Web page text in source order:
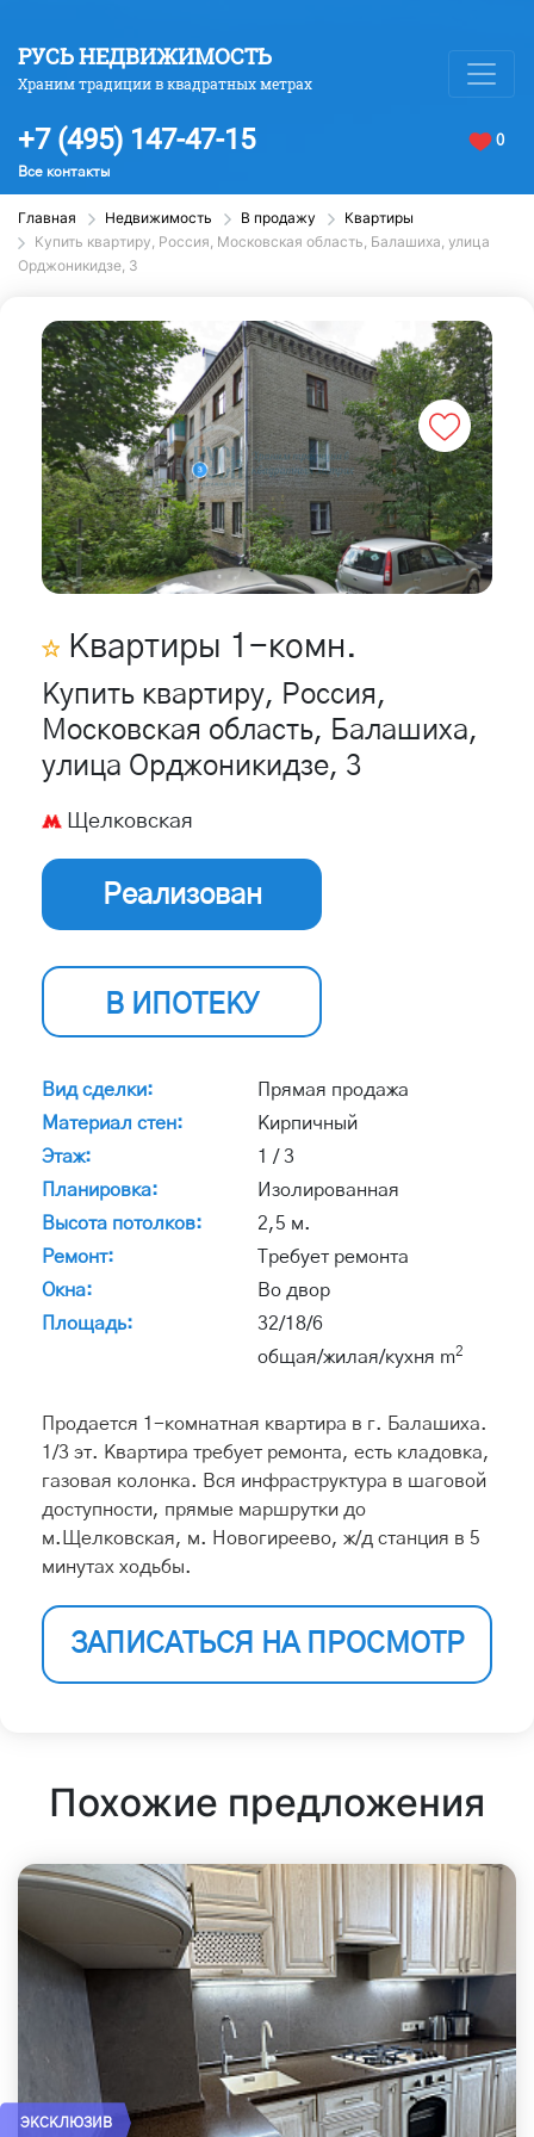
РУСЬ НЕДВИЖИМОСТЬ
Храним традиции в квадратных метрах
+7 (495) 147-47-15
Все контакты
0
Главная Недвижимость В продажу
Квартиры
Купить квартиру, Россия, Московская область, Балашиха, улица
Орджоникидзе, 3
Квартиры 1 -комн.
Купить квартиру, Россия,
Московская область, Балашиха,
улица Орджоникидзе, 3
Щелковская
Реализован
В ИПОТЕКУ
Вид сделки:
Прямая продажа
Материал стен:
Кирпичный
Этаж:
1 / 3
Планировка:
Изолированная
Высота потолков:
2,5 м.
Ремонт:
Требует ремонта
Окна:
Во двор
Площадь:
32/18/6
общая/жилая/кухня m2
Продается 1-комнатная квартира в г. Балашиха.
1/3 эт. Квартира требует ремонта, есть кладовка,
газовая колонка. Вся инфраструктура в шаговой
доступности, прямые маршрутки до
м.Щелковская, м. Новогиреево, ж/д станция в 5
минутах ходьбы.
ЗАПИСАТЬСЯ НА ПРОСМОТР
Похожие предложения
ЭКСКЛЮЗИВ